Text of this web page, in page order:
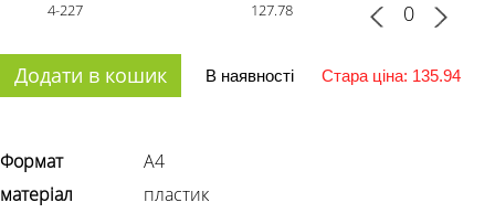
4-227
127.78
Додати в кошик В наявності Стара ціна: 135.94
Формат
А4
матеріал
пластик